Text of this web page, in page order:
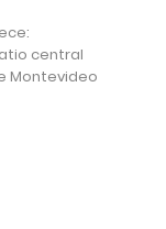
central
Montevideo